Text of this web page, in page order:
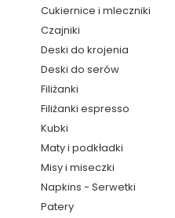
Cukiernice i mleczniki
Czajniki
Deski do krojenia
Deski do serów
Filiżanki
Filiżanki espresso
Kubki
Maty i podkładki
Misy i miseczki
Napkins - Serwetki
Patery